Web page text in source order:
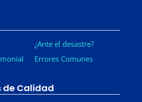
¿Ante el desastre?
Errores Comunes
Calidad